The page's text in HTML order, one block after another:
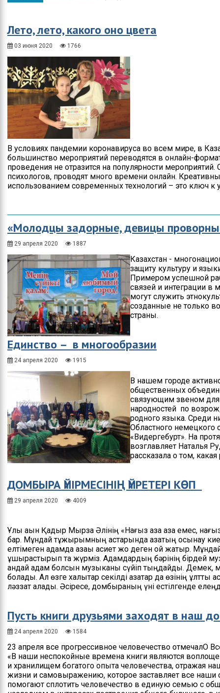
Экономика
Здравоохранение
Неотложка
В городском акимате
В городском
маслихате
Культура
Ими гордится город
Школьные будни
закупок
Лето, лето, какого оно цвета
03 июня 2020 1766
В условиях пандемии коронавируса во всем мире, в
большинство мероприятий переводятся в онлайн-
проведения не отразится на популярности
психологов, проводят много времени онлайн.
использованием современных технологий – это ключ к
«Молодцы задорные, девицы
29 апреля 2020 1887
Казахстан -
защиту культуру и
Примером успешной
связей и интеграции в
могут служить
созданные не только
страны.
Единство – в многообразии
24 апреля 2020 1915
В нашем городе
общественных
связующим звеном для
народностей по
родного языка. Среди
Областного
«Видергебурт». На
возглавляет Наталья
рассказала о том,
ДОМБЫРА ҮЙІРМЕСІНІҢ ҮЙРЕТЕРІ КӨП
29 апреля 2020 4009
Ұлы ақын Қадыр Мырза Әлінің «Нағыз қазақ қазақ емес,
бар. Мұндай тұжырымның астарында қазақтың осынау
елтімеген адамда қазақы қасиет жоқ деген ой жатыр.
ұшырастырып та жүрміз. Адамдардың бәрінің бірдей
қандай адам болсын музыканы сүйіп тыңдайды. Демек,
болады. Ал өзге халықтар секілді қазақтар да өзінің
ләззат алады. Әсіресе, домбыраның үні естілгенде
Пусть книги друзьями заходят в наш
24 апреля 2020 1584
23 апреля все прогрессивное человечество отмечалО
«В наши неспокойные времена книги являются
и хранилищем богатого опыта человечества, отражая
жизни и самовыражению, которое заставляет все наши
помогают сплотить человечество в единую семью с